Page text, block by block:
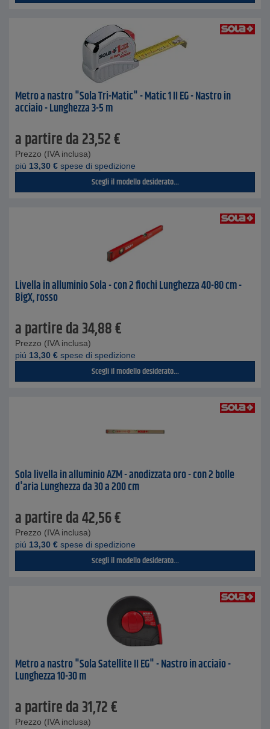
Metro a nastro "Sola Tri-Matic" - Matic 1 II EG - Nastro in
acciaio - Lunghezza 3-5 m
a partire da23,52€
Prezzo (IVA inclusa)
piú 13,30 € spese di spedizione
Scegli il modello desiderato...
Livella in alluminio Sola - con 2 fiochi Lunghezza 40-80 cm -
BigX, rosso
a partire da34,88€
Prezzo (IVA inclusa)
piú 13,30 € spese di spedizione
Scegli il modello desiderato...
Sola livella in alluminio AZM - anodizzata oro - con 2 bolle
d'aria Lunghezza da 30 a 200 cm
a partire da42,56€
Prezzo (IVA inclusa)
piú 13,30 € spese di spedizione
Scegli il modello desiderato...
Metro a nastro "Sola Satellite II EG" - Nastro in acciaio -
Lunghezza 10-30 m
a partire da31,72€
Prezzo (IVA inclusa)